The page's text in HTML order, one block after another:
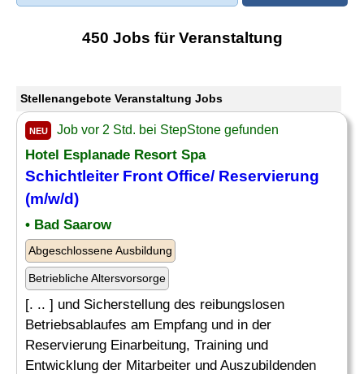
450 Jobs für Veranstaltung
Stellenangebote Veranstaltung Jobs
NEU Job vor 2 Std. bei StepStone gefunden
Hotel Esplanade Resort Spa
Schichtleiter Front Office/ Reservierung
(m/w/d)
• Bad Saarow
Abgeschlossene Ausbildung
Betriebliche Altersvorsorge
[. .. ] und Sicherstellung des reibungslosen
Betriebsablaufes am Empfang und in der
Reservierung Einarbeitung, Training und
Entwicklung der Mitarbeiter und Auszubildenden